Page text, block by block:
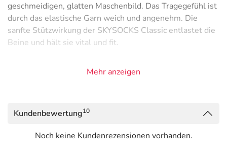
geschmeidigen, glatten Maschenbild. Das Tragegefühl ist
durch das elastische Garn weich und angenehm. Die
sanfte Stützwirkung der SKYSOCKS Classic entlastet die
Beine und hält sie vital und fit.
– für ein abwechslungsreiches Highlight im Alltag.
langlebig und auch nach mehrmaligem Waschen
formstabil. So profitieren Sie lange von der stützenden
und entlastenden Funktion für Ihre Beine. Und mit der
Mehr anzeigen
Kundenbewertung10
Noch keine Kundenrezensionen vorhanden.